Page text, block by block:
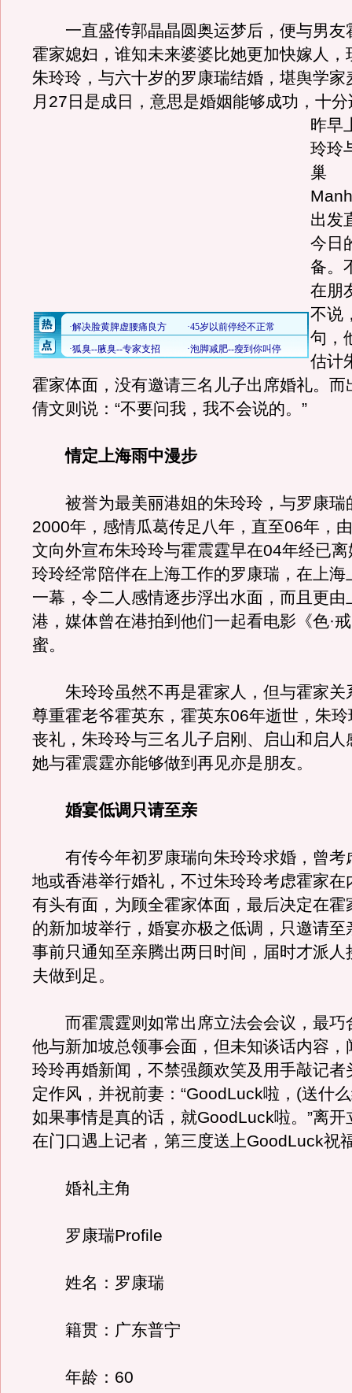
一直盛传郭晶晶圆奥运梦后，便与男友
霍家媳妇，谁知未来婆婆比她更加快嫁人，
朱玲玲，与六十岁的罗康瑞结婚，堪舆学家
月27日是成日，意思是婚姻能够成功，十
昨早
玲玲
巢
出发
今日
备。
在朋
不说
句，
估计
霍家体面，没有邀请三名儿子出席婚礼。而
倩文则说：“不要问我，我不会说的。”
情定上海雨中漫步
被誉为最美丽港姐的朱玲玲，与罗康瑞
2000年，感情瓜葛传足八年，直至06年，
文向外宣布朱玲玲与霍震霆早在04年经已
玲玲经常陪伴在上海工作的罗康瑞，在上海
一幕，令二人感情逐步浮出水面，而且更由
港，媒体曾在港拍到他们一起看电影《色·
蜜。
朱玲玲虽然不再是霍家人，但与霍家关
尊重霍老爷霍英东，霍英东06年逝世，朱
丧礼，朱玲玲与三名儿子启刚、启山和启人
她与霍震霆亦能够做到再见亦是朋友。
婚宴低调只请至亲
有传今年初罗康瑞向朱玲玲求婚，曾考
地或香港举行婚礼，不过朱玲玲考虑霍家在
有头有面，为顾全霍家体面，最后决定在霍
的新加坡举行，婚宴亦极之低调，只邀请至
事前只通知至亲腾出两日时间，届时才派人
夫做到足。
而霍震霆则如常出席立法会会议，最巧
他与新加坡总领事会面，但未知谈话内容，
玲玲再婚新闻，不禁强颜欢笑及用手敲记者
定作风，并祝前妻：“GoodLuck啦，(送什
如果事情是真的话，就GoodLuck啦。”离开
在门口遇上记者，第三度送上GoodLuck祝
婚礼主角
罗康瑞Profile
姓名：罗康瑞
籍贯：广东普宁
年龄：60